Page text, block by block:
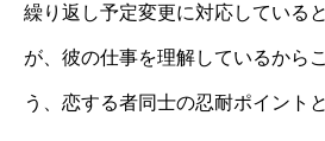
繰り返し予定変更に対応している
が、彼の仕事を理解しているから
う、恋する者同士の忍耐ポイント